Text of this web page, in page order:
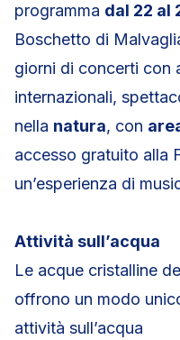
programma dal 22 al
Boschetto di
giorni di concerti con
internazionali,
nella natura, con
accesso gratuito alla
un’esperienza di
Attività sull’acqua
Le acque cristalline
offrono un modo
attività sull’acqua